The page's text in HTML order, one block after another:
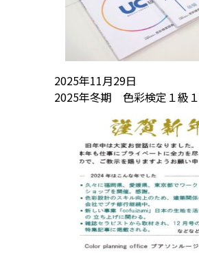
2025年11月29日
2025年冬期 色彩検定１級